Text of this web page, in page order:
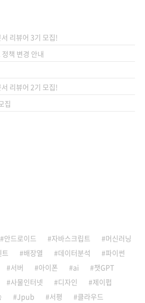
리뷰어 3기 모집!
책 변경 안내
리뷰어 2기 모집!
집
안드로이드 자바스크립트
머신러닝
트 배장열 데이터분석
파이썬
서버 아이폰 ai
챗GPT
사물인터넷 디자인
제이펍
Jpub 서평
클라우드